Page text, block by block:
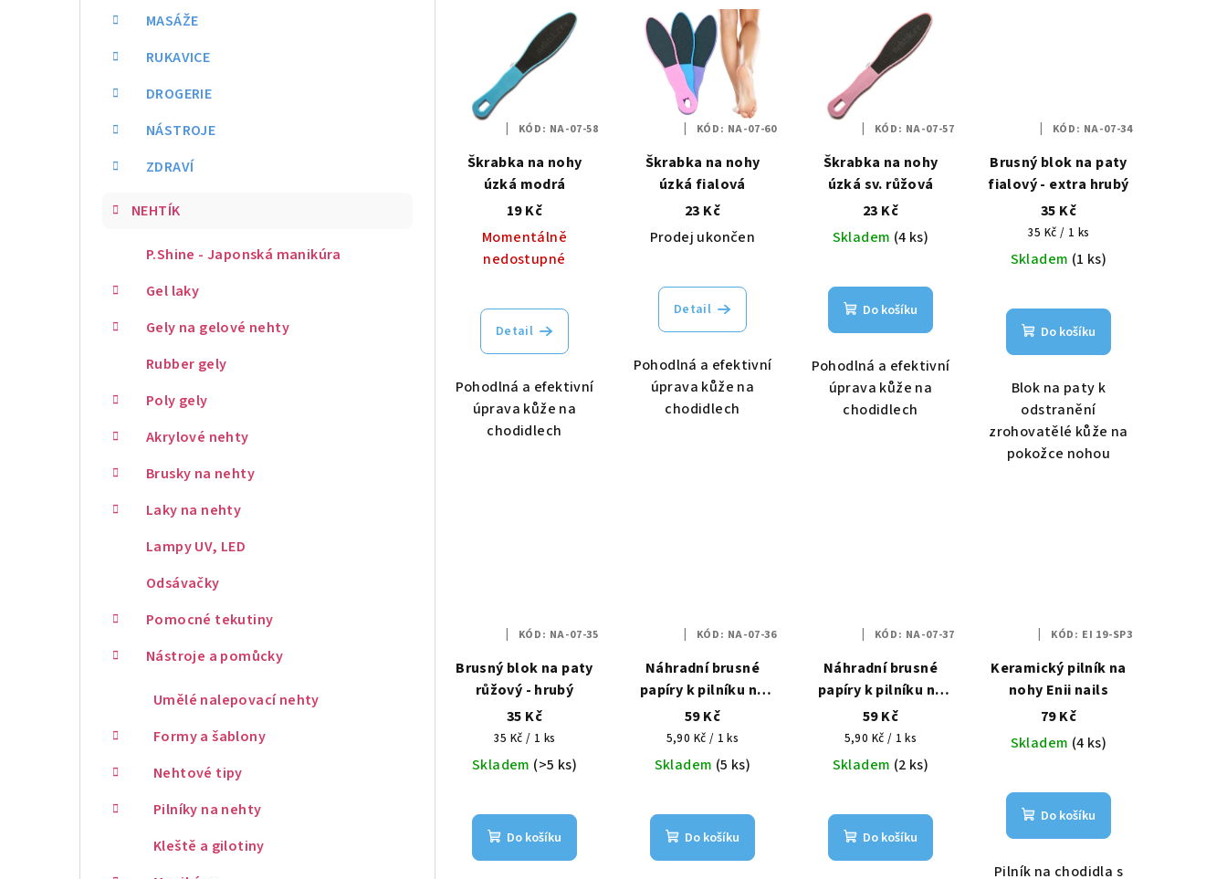
MASÁŽE
RUKAVICE
DROGERIE
NÁSTROJE
ZDRAVÍ
NEHTÍK
P.Shine - Japonská manikúra
Gel laky
Gely na gelové nehty
Rubber gely
Poly gely
Akrylové nehty
Brusky na nehty
Laky na nehty
Lampy UV, LED
Odsávačky
Pomocné tekutiny
Nástroje a pomůcky
Umělé nalepovací nehty
Formy a šablony
Nehtové tipy
Pilníky na nehty
Kleště a gilotiny
t
Škrabka na nohy
úzká modrá
19 Kč
Momentálně
nedostupné
Detail
Pohodlná a efektivní
úprava kůže na
chodidlech
KÓD: NA-07-58
Škrabka na nohy
úzká fialová
23 Kč
Prodej ukončen
Detail
Pohodlná a efektivní
úprava kůže na
chodidlech
KÓD: NA-07-60
Škrabka na nohy
úzká sv. růžová
23 Kč
Skladem (4 ks)
Do košíku
Pohodlná a efektivní
úprava kůže na
chodidlech
KÓD: NA-07-57
Brusný blok na paty
fialový - extra hrubý
35 Kč
Měrná
cena:
35 Kč / 1 ks
Skladem (1 ks)
Do košíku
Blok na paty k
odstranění
zrohovatělé kůže na
pokožce nohou
KÓD: NA-07-34
Brusný blok na paty
růžový - hrubý
35 Kč
Měrná
cena:
35 Kč / 1 ks
Skladem (>5 ks)
Do košíku
KÓD: NA-07-35
Náhradní brusné
papíry k pilníku na
paty, hrubost 100 -
10ks
59 Kč
Měrná
cena:
5,90 Kč / 1 ks
Skladem (5 ks)
Do košíku
KÓD: NA-07-36
Náhradní brusné
papíry k pilníku na
paty, hrubost 180 -
10ks
59 Kč
Měrná
cena:
5,90 Kč / 1 ks
Skladem (2 ks)
Do košíku
KÓD: NA-07-37
Keramický pilník na
nohy Enii nails
79 Kč
Skladem (4 ks)
Do košíku
Pilník na chodidla s
KÓD: EI 19-SP3